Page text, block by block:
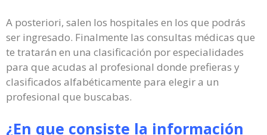
A posteriori, salen los hospitales en los que podrás
ser ingresado. Finalmente las consultas médicas que
te tratarán en una clasificación por especialidades
para que acudas al profesional donde prefieras y
clasificados alfabéticamente para elegir a un
profesional que buscabas.
¿En que consiste la información